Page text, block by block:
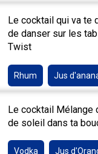
Le cocktail qui va te
de danser sur les
Twist
Rhum Jus
Le cocktail Mélange
de soleil dans ta
Vodka Jus